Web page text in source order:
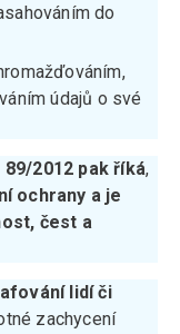
do
údajů o své
2012 pak říká,
ochrany a je
čest a
lidí či
zachycení